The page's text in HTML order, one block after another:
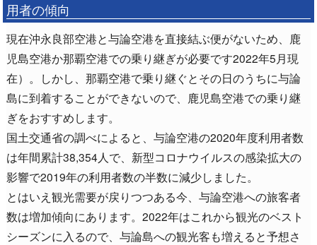
用者の傾向
現在沖永良部空港と与論空港を直接結ぶ便がないため、鹿
児島空港か那覇空港での乗り継ぎが必要です2022年5月現
在）。しかし、那覇空港で乗り継ぐとその日のうちに与論
島に到着することができないので、鹿児島空港での乗り継
ぎをおすすめします。
国土交通省の調べによると、与論空港の2020年度利用者数
は年間累計38,354人で、新型コロナウイルスの感染拡大の
影響で2019年の利用者数の半数に減少しました。
とはいえ観光需要が戻りつつある今、与論空港への旅客者
数は増加傾向にあります。2022年はこれから観光のベスト
シーズンに入るので、与論島への観光客も増えると予想さ